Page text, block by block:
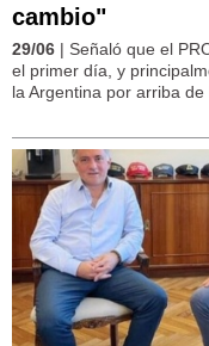
cambio"
29/06 | Señaló que el
el primer día, y
la Argentina por arriba de